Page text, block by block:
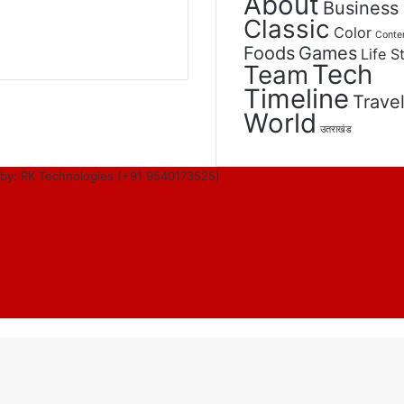
Business
Classic Color
Foods Games Life
Team Tech
Timeline Travel
World उतराखंड
RK Technologies (+91 9540173525)